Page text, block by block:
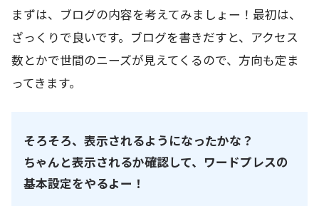
まずは、ブログの内容を考えてみましょー！最初は、
ざっくりで良いです。ブログを書きだすと、アクセス
数とかで世間のニーズが見えてくるので、方向も定ま
ってきます。
そろそろ、表示されるようになったかな？
ちゃんと表示されるか確認して、ワードプレスの
基本設定をやるよー！